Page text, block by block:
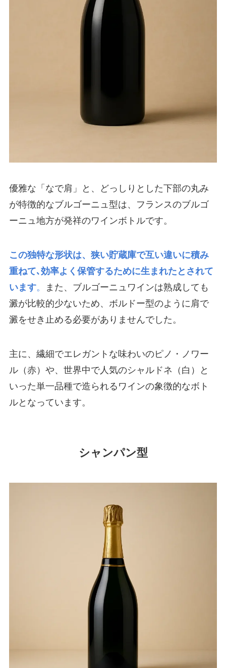
優雅な「なで肩」と、どっしりとした下部の丸み
が特徴的なブルゴーニュ型は、フランスのブルゴ
ーニュ地方が発祥のワインボトルです。
この独特な形状は、狭い貯蔵庫で互い違いに積み
重ねて､効率よく保管するために生まれたとされて
います。
また、ブルゴーニュワインは熟成しても
澱が比較的少ないため、ボルドー型のように肩で
澱をせき止める必要がありませんでした。
主に、繊細でエレガントな味わいのピノ・ノワー
ル（赤）や、世界中で人気のシャルドネ（白）と
いった単一品種で造られるワインの象徴的なボト
ルとなっています。
シャンパン型